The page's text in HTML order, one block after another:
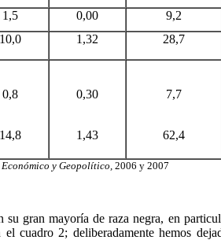
1,5 0,00 9,2
10,0 1,32 28,7
0,8
14,8
0,30
1,43
7,7
62,4
y Geopolítico, 2006 y 2007
gran mayoría de raza negra, en
2; deliberadamente hemos